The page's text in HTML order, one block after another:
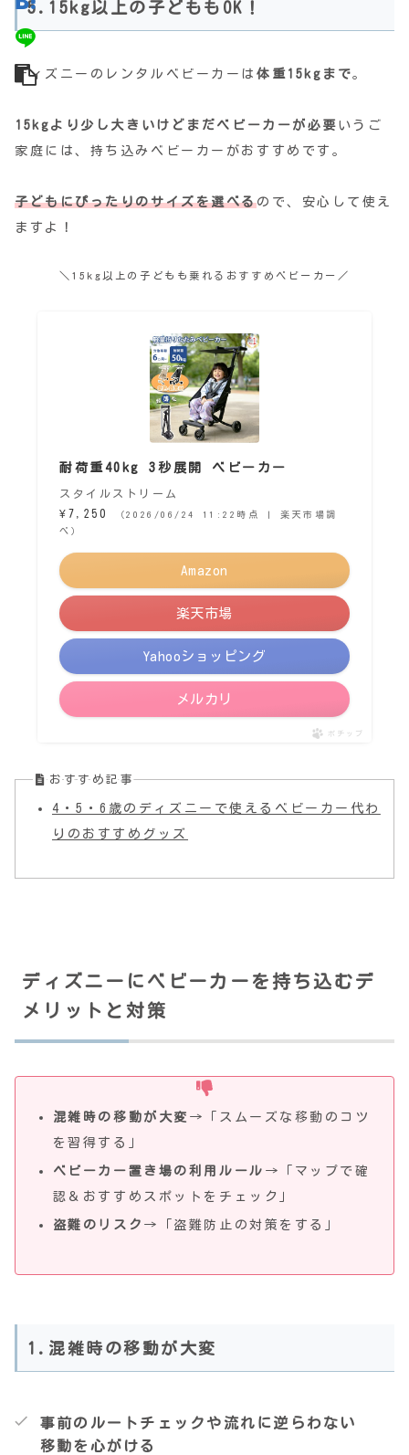
5.15kg以上の子どももOK！
ディズニーのレンタルベビーカーは 体重15kgまで 。
15kgより少し大きいけどまだベビーカーが必要 いうご
家庭には、持ち込みベビーカーがおすすめです。
子どもにぴったりのサイズを選べるので、安心して使え
ますよ！
＼15kg以上の子どもも乗れるおすすめベビーカー／
耐荷重40kg 3秒展開 ベビーカー
スタイルストリーム
¥7,250
（2026/06/24 11:22時点 | 楽天市場調
べ）
Amazon
楽天市場
Yahooショッピング
メルカリ
ポチップ
おすすめ記事
4・5・6歳のディズニーで使えるベビーカー代わ
りのおすすめグッズ
ディズニーにベビーカーを持ち込むデ
メリットと対策
混雑時の移動が大変 →「スムーズな移動のコツ
を習得する」
ベビーカー置き場の利用ルール →「マップで確
認＆おすすめスポットをチェック」
盗難のリスク →「盗難防止の対策をする」
1.混雑時の移動が大変
事前のルートチェックや流れに逆らわない
移動を心がける